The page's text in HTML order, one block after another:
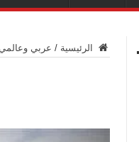
الرئيسية / عربي وعالمي